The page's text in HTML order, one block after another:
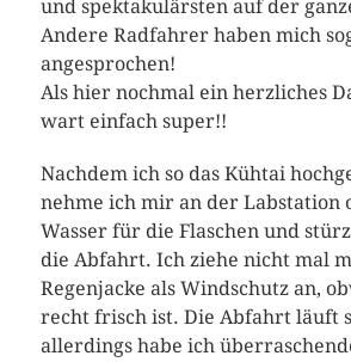
und spektakulärsten auf der
Andere Radfahrer haben mich
angesprochen!
Als hier nochmal ein herzliches
wart einfach super!!
Nachdem ich so das Kühtai
nehme ich mir an der Labstation
Wasser für die Flaschen und
die Abfahrt. Ich ziehe nicht mal
Regenjacke als Windschutz an,
recht frisch ist. Die Abfahrt läuft
allerdings habe ich